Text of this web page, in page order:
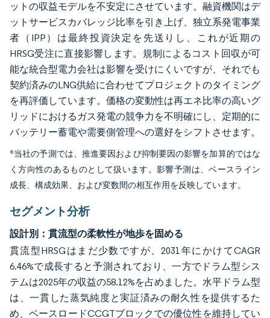
ットの収益モデルを不安定にさせています。融資機関はデ
ットサービスカバレッジ比率を引き上げ、独立系発電事業
者（IPP）は最終投資決定を先送りし、これが近期の
HRSG受注に直接影響します。規制によるコスト回収が可
能な統合型電力会社は影響を受けにくいですが、それでも
契約済みのLNG供給に合わせてプロジェクトのタイミング
を再評価しています。価格の変動性は再エネ比率の高いグ
リッドにおけるガス発電の競争力を不明確にし、定期的に
バッテリー蓄電や需要側管理への選好をシフトさせます。
*当社の予測では、推進要因および抑制要因の影響を加算的ではな
く方向性のあるものとして扱います。影響予測は、ベースライン
成長、構成効果、および変数間の相互作用を反映しています。
セグメント分析
設計別：貫流型の柔軟性が地歩を固める
貫流型HRSGはまだ少数ですが、2031年にかけてCAGR
6.46%で成長すると予測されており、一方でドラム型シス
テムは2025年の収益の58.12%を占めました。水平ドラム型
は、一貫した蒸気純度と実証済みの耐久性を提供するた
め、ベースロードCCGTブロックでの優位性を維持してい